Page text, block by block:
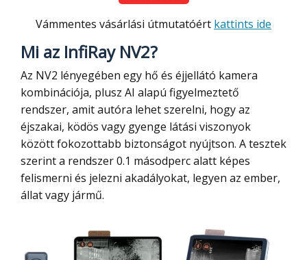
Vámmentes vásárlási útmutatóért kattints ide
Mi az InfiRay NV2?
Az NV2 lényegében egy hő és éjjellátó kamera
kombinációja, plusz AI alapú figyelmeztető
rendszer, amit autóra lehet szerelni, hogy az
éjszakai, ködös vagy gyenge látási viszonyok
között fokozottabb biztonságot nyújtson. A tesztek
szerint a rendszer 0.1 másodperc alatt képes
felismerni és jelezni akadályokat, legyen az ember,
állat vagy jármű.